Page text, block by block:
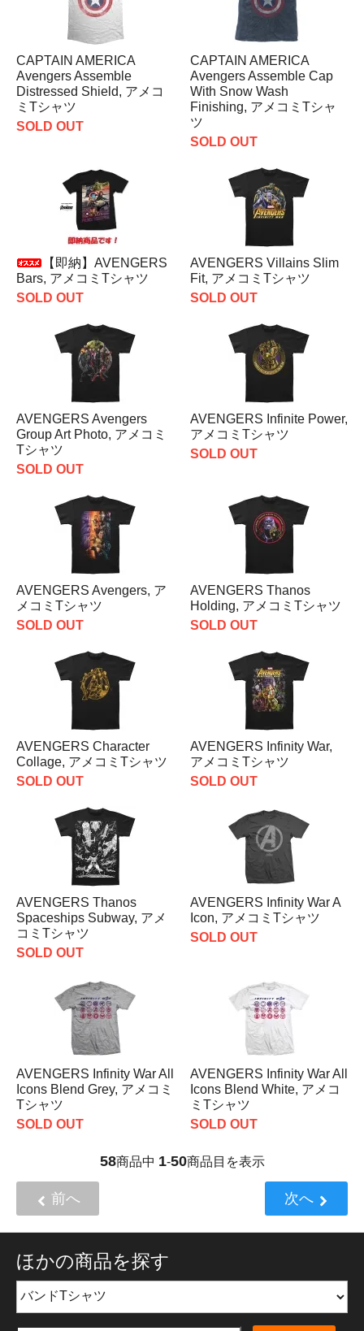
CAPTAIN AMERICA
Avengers Assemble
Distressed Shield, アメコ
ミTシャツ
SOLD OUT
CAPTAIN AMERICA
Avengers Assemble Cap
With Snow Wash
Finishing, アメコミTシャ
ツ
SOLD OUT
【即納】AVENGERS
Bars, アメコミTシャツ
SOLD OUT
AVENGERS Villains Slim
Fit, アメコミTシャツ
SOLD OUT
AVENGERS Avengers
Group Art Photo, アメコミ
Tシャツ
SOLD OUT
AVENGERS Infinite Power,
アメコミTシャツ
SOLD OUT
AVENGERS Avengers, ア
メコミTシャツ
SOLD OUT
AVENGERS Thanos
Holding, アメコミTシャツ
SOLD OUT
AVENGERS Character
Collage, アメコミTシャツ
SOLD OUT
AVENGERS Infinity War,
アメコミTシャツ
SOLD OUT
AVENGERS Thanos
Spaceships Subway, アメ
コミTシャツ
SOLD OUT
AVENGERS Infinity War A
Icon, アメコミTシャツ
SOLD OUT
AVENGERS Infinity War All
Icons Blend Grey, アメコミ
Tシャツ
SOLD OUT
AVENGERS Infinity War All
Icons Blend White, アメコ
ミTシャツ
SOLD OUT
58商品中 1-50商品目を表示
前へ 次へ
ほかの商品を探す